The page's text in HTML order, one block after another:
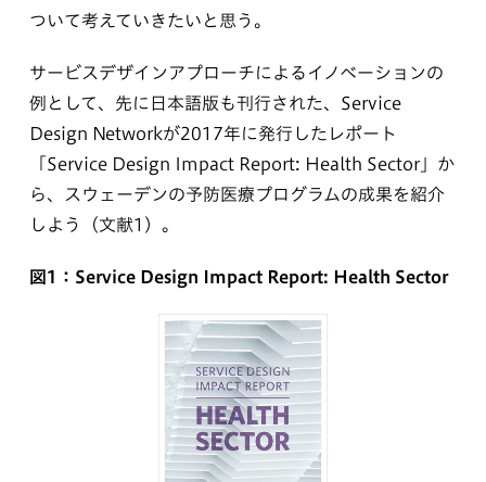
ついて考えていきたいと思う。
サービスデザインアプローチによるイノベーションの
例として、先に日本語版も刊行された、Service
Design Networkが2017年に発行したレポート
「Service Design Impact Report: Health Sector」か
ら、スウェーデンの予防医療プログラムの成果を紹介
しよう（文献1）。
図1：Service Design Impact Report: Health Sector